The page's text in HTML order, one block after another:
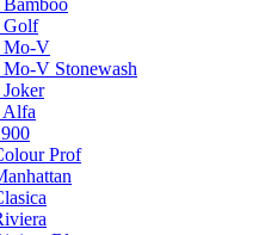
Golf
Mo-V
V Stonewash
Prof